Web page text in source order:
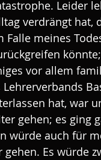
Leider
verdrängt
Falle meines
vor allem
hat, war
gehen; es ging
würde auch für
Es würde